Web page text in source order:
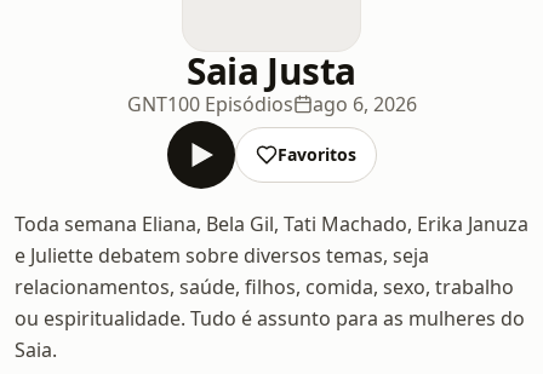
Saia Justa
GNT100 Episódios ago 6, 2026
Favoritos
Toda semana Eliana, Bela Gil, Tati Machado, Erika Januza
e Juliette debatem sobre diversos temas, seja
relacionamentos, saúde, filhos, comida, sexo, trabalho
ou espiritualidade. Tudo é assunto para as mulheres do
Saia.